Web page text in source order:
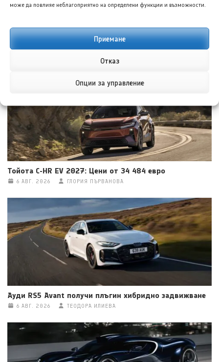
може да повлияе неблагоприятно на определени функции и възможности.
Приемане
Отказ
Опции за управление
Тойота C-HR EV 2027: Цени от 34 484 евро
6 АВГ. 2026 ГЛОРИЯ ПЪРВАНОВА
Ауди RS5 Avant получи плъгин хибридно задвижване
6 АВГ. 2026 ТЕОДОРА ИЛИЕВА